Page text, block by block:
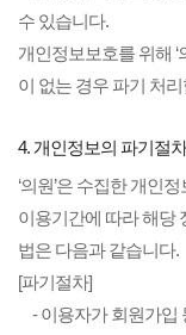
수 있습니다.
개인정보보호를 위해
이 없는 경우 파기 처
4. 개인정보의 파기절
‘의원’은 수집한 개인
이용기간에 따라 해당
법은 다음과 같습니다.
[파기절차]
- 이용자가 회원가입